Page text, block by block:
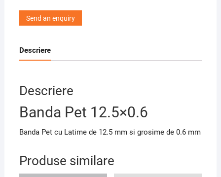
Send an enquiry
Descriere
Descriere
Banda Pet 12.5×0.6
Banda Pet cu Latime de 12.5 mm si grosime de 0.6 mm
Produse similare